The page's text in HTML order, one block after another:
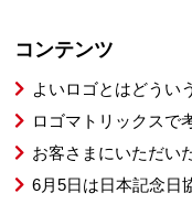
コンテンツ
よいロゴとはどうい
ロゴマトリックスで
お客さまにいただい
6月5日は日本記念日